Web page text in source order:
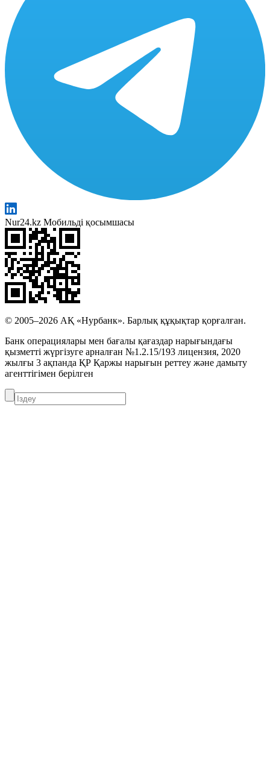
Nur24.kz Мобильді қосымшасы
© 2005–2026 АҚ «Нурбанк». Барлық құқықтар қорғалған.
Банк операциялары мен бағалы қағаздар нарығындағы
қызметті жүргізуге арналған №1.2.15/193 лицензия, 2020
жылғы 3 ақпанда ҚР Қаржы нарығын реттеу және дамыту
агенттігімен берілген